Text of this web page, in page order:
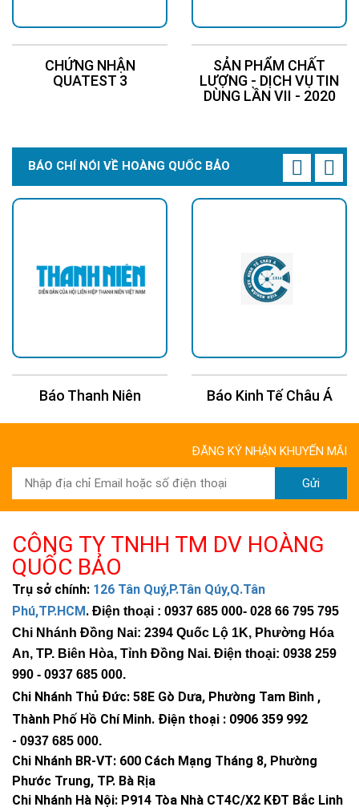
* Điều khiển xoay 4 chiều 360 độ
* Định dạng nén video H.264 / H.265
* Kết nối báo động bật đèn chiếu sáng khi phát hiện chuyển
động. Hỗ trợ ghi thẻ TF 128GB,ONVIF
* Lắp đặt ngoài trời chuẩn Chống nước IP66
* Pin lưu trữ 12V10AH, Hoạt động 12-20h khi ngưng sạc. Bảo
hành : 12 Tháng
* Phát Hiện Chuyển Động ( Di Chuyển Theo Vật Thể Chuyển
Động )
* Báo Động Qua Điện Thoại
* Có Âm Thanh Cảnh Báo
* Lưu Trữ Dữ Liệu Đầy Đủ Tối Đa 128Gb. ( Có Lưu Chuyển
Động )
* Hỗ Trợ Ban Đêm Có Màu
* Xem Trực Tiếp Miễn Phí Trên Điện Thoại ( không giới hạn ).
CHỨNG NHẬN
QUATEST 3
SẢN PHẨM CHẤT
LƯỢNG - DỊCH VỤ TIN
DÙNG LẦN VII - 2020
BÁO CHÍ NÓI VỀ HOÀNG QUỐC BẢO
Báo Kinh Tế Châu Á Báo 24H
ĐĂNG KÝ NHẬN KHUYẾN MÃI
Gửi
CÔNG TY TNHH TM DV HOÀNG
QUỐC BẢO
Trụ sở chính: 126 Tân Quý,P.Tân Qúy,Q.Tân
Phú,TP.HCM . Điện thoại : 0937 685 000- 028 66 795 795
Chi Nhánh Đồng Nai: 2394 Quốc Lộ 1K, Phường Hóa
An, TP. Biên Hòa, Tỉnh Đồng Nai. Điện thoại: 0938 259
990 - 0937 685 000.
Chi Nhánh Thủ Đức: 58E Gò Dưa, Phường Tam Bình ,
Thành Phố Hồ Chí Minh. Điện thoại : 0906 359 992
- 0937 685 000.
Chi Nhánh BR-VT: 600 Cách Mạng Tháng 8, Phường
Phước Trung, TP. Bà Rịa
Chi Nhánh Hà Nội: P914 Tòa Nhà CT4C/X2 KĐT Bắc Linh